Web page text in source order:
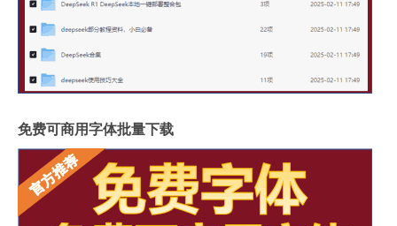
免费可商用字体批量下载